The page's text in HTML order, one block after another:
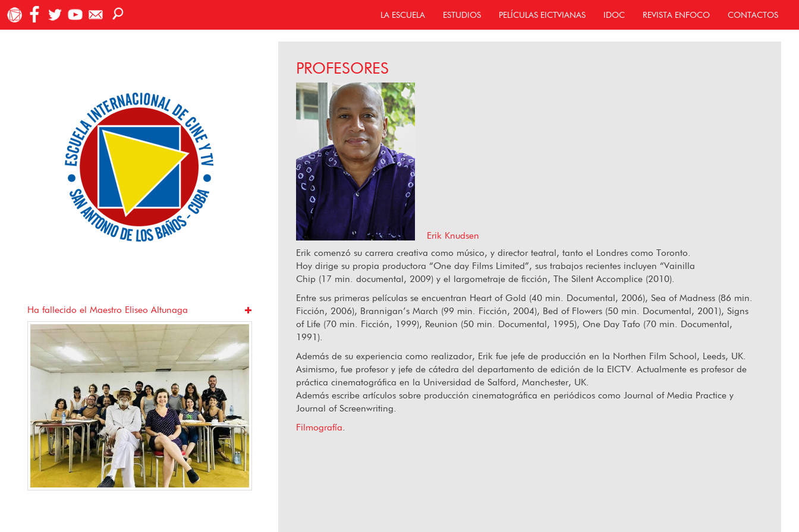
LA ESCUELA ESTUDIOS PELÍCULAS EICTVIANAS IDOC REVISTA ENFOCO CONTACTOS
Ha fallecido el Maestro Eliseo Altunaga
Jugando a mirar: Cine, juego y barrio en La Habana
Ha fallecido Orlando Senna
PROFESORES
Erik Knudsen
Erik comenzó su carrera creativa como músico, y director teatral, tanto el Londres como Toronto.
Hoy dirige su propia productora “One day Films Limited”, sus trabajos recientes incluyen “Vainilla
Chip (17 min. documental, 2009) y el largometraje de ficción, The Silent Accomplice (2010).
Entre sus primeras películas se encuentran Heart of Gold (40 min. Documental, 2006), Sea of Madness (86 min.
Ficción, 2006), Brannigan’s March (99 min. Ficción, 2004), Bed of Flowers (50 min. Documental, 2001), Signs
of Life (70 min. Ficción, 1999), Reunion (50 min. Documental, 1995), One Day Tafo (70 min. Documental,
1991).
Además de su experiencia como realizador, Erik fue jefe de producción en la Northen Film School, Leeds, UK.
Asimismo, fue profesor y jefe de cátedra del departamento de edición de la EICTV. Actualmente es profesor de
práctica cinematográfica en la Universidad de Salford, Manchester, UK.
Además escribe artículos sobre producción cinematográfica en periódicos como Journal of Media Practice y
Journal of Screenwriting.
Filmografía.